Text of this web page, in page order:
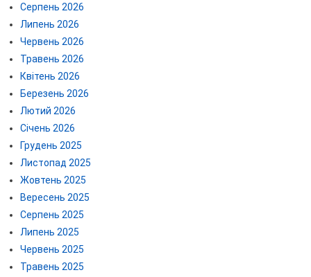
Серпень 2026
Липень 2026
Червень 2026
Травень 2026
Квітень 2026
Березень 2026
Лютий 2026
Січень 2026
Грудень 2025
Листопад 2025
Жовтень 2025
Вересень 2025
Серпень 2025
Липень 2025
Червень 2025
Травень 2025